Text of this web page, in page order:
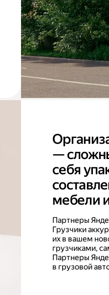
—
себя
мебели
Партнеры
Грузчики
их в вашем
грузчиками,
Партнеры
в грузовой